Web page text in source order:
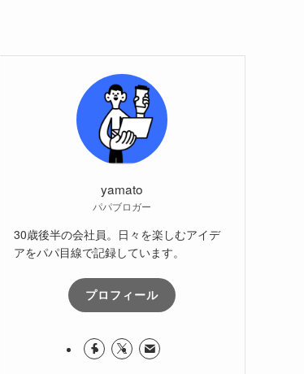
yamato
パパブロガー
30歳後半の会社員。日々を楽しむアイデ
アをパパ目線で記録しています。
プロフィール